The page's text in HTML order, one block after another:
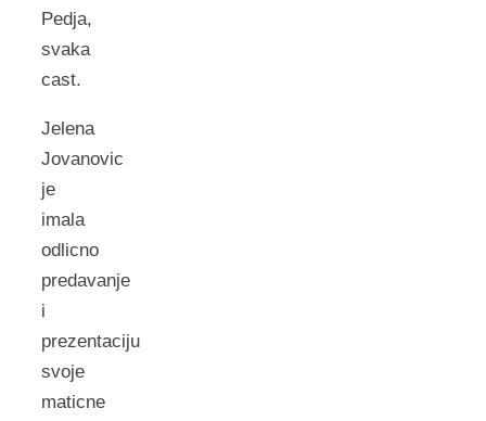
Pedja,
svaka
cast.
Jelena
Jovanovic
je
imala
odlicno
predavanje
i
prezentaciju
svoje
maticne